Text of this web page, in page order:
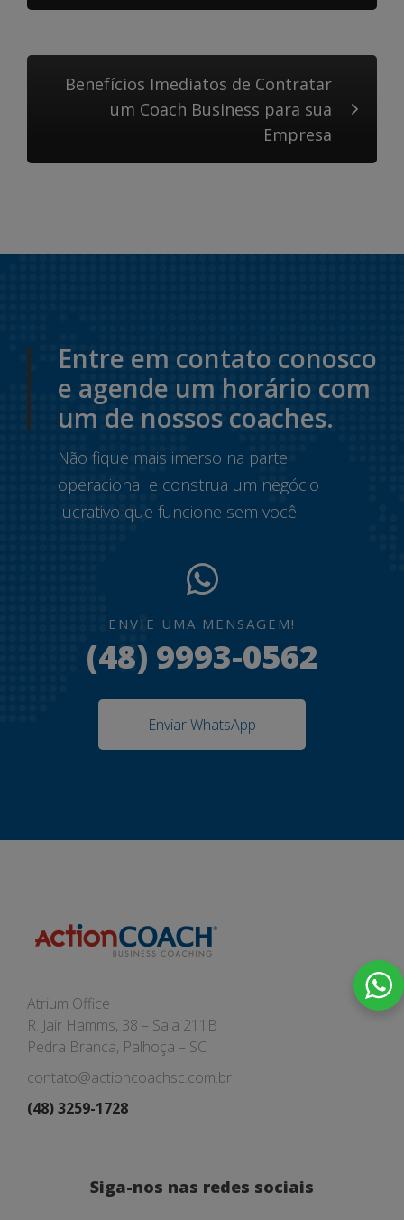
Benefícios Imediatos de Contratar
um Coach Business para sua
Empresa
Entre em contato conosco
e agende um horário com
um de nossos coaches.
Não fique mais imerso na parte
operacional e construa um negócio
lucrativo que funcione sem você.
ENVIE UMA MENSAGEM!
(48) 9993-0562
Enviar WhatsApp
Atrium Office
R. Jair Hamms, 38 – Sala 211B
Pedra Branca, Palhoça – SC
contato@actioncoachsc.com.br
(48) 3259-1728
Siga-nos nas redes sociais